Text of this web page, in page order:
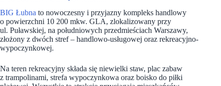
BIG Łubna to nowoczesny i przyjazny kompleks handlowy
o powierzchni 10 200 mkw. GLA, zlokalizowany przy
ul. Puławskiej, na południowych przedmieściach Warszawy,
złożony z dwóch stref – handlowo-usługowej oraz rekreacyjno-
wypoczynkowej.
Na teren rekreacyjny składa się niewielki staw, plac zabaw
z trampolinami, strefa wypoczynkowa oraz boisko do piłki